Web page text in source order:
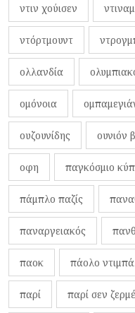
ντιν χούισεν
ντόρτμουντ
ολλανδία
ομόνοια
ουζουνίδης ουνιόν
οφη παγκόσμιο
πάμπλο παζίς
παναργειακός
παοκ πάολο
παρί παρί σεν